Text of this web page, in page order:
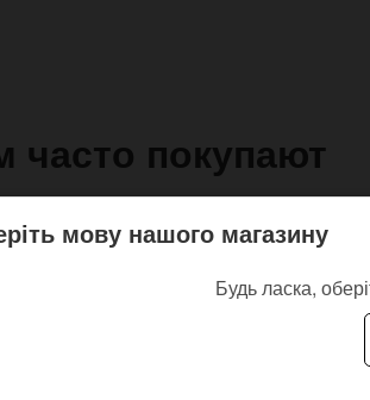
часто покупают
мову нашого магазину
Будь ласка,